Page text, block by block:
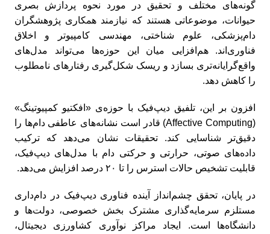
گونه‌های مختلف و تحقیق در مورد نحوه پردازش بصری
حیوانات، موضوعاتی هستند که نیازمند همکاری پژوهشگران
دام‌پزشکی، علوم شناختی، مهندسی کامپیوتر و اخلاق
فناوری‌اند. هم‌افزایی میان این حوزه‌ها می‌تواند مدل‌های
واقع‌گرایانه‌تری بسازد و ریسک شکل‌گیری رفتارهای نامطلوب
را کاهش دهد.
افزون بر این، تلفیق دیپ‌فیک با حوزه‌ی «افکتیو کمپیوتینگ»
(Affective Computing) قادر است نشانه‌های عاطفی دام‌ها را
دقیق‌تر شناسایی کند. تحقیقات نشان می‌دهد که ترکیب
داده‌های صوتی، حرارتی و حرکتی دام با مدل‌های دیپ‌فیک،
قابلیت تشخیص حالات استرس را تا ۲۰ درصد افزایش می‌دهد.
در پایان، تحقق چشم‌انداز آینده فناوری دیپ‌فیک در دام‌داری
مستلزم سرمایه‌گذاری مشترک بخش خصوصی، دولت‌ها و
دانشگاه‌ها است. ایجاد مراکز نوآوری کشاورزی دیجیتال،